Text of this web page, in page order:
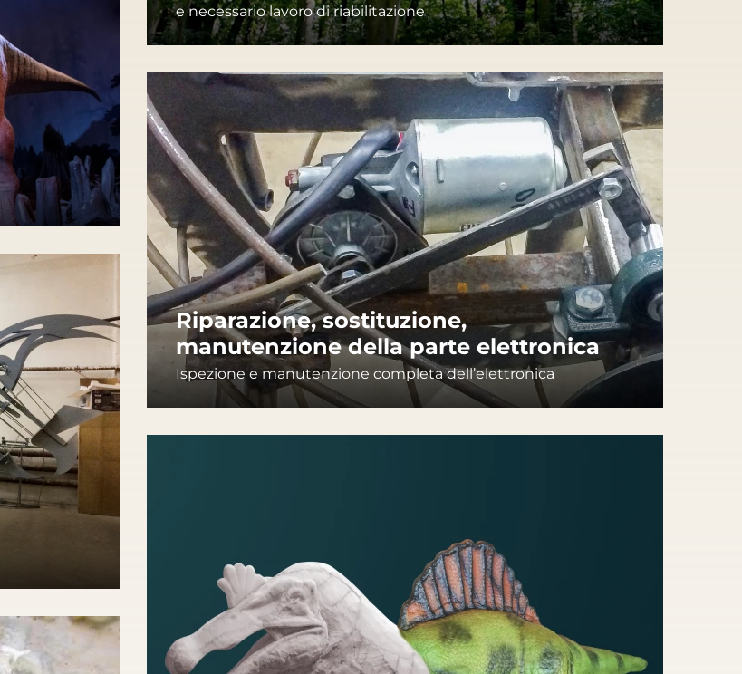
e necessario lavoro di riabilitazione
Riparazione, sostituzione,
manutenzione della parte elettronica
Ispezione e manutenzione completa dell’elettronica